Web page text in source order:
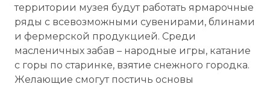
территории музея будут работать ярмарочные
ряды с всевозможными сувенирами, блинами
и фермерской продукцией. Среди
масленичных забав – народные игры, катание
с горы по старинке, взятие снежного городка.
Желающие смогут постичь основы